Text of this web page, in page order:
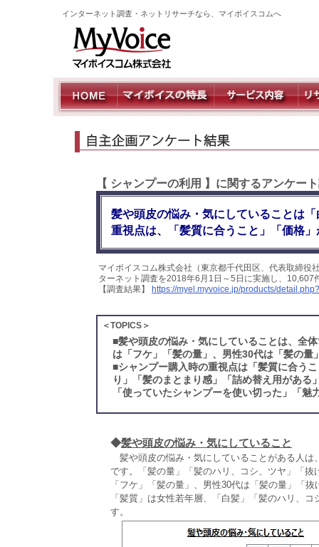
インターネット調査・ネットリサーチなら、マイボイスコムへ
【 シャンプーの利用 】に関するアンケー
髪や頭皮の悩み・気にしていることは
重視点は、「髪質に合うこと」「価格
マイボイスコム株式会社（東京都千代田区、代表取締役
ターネット調査を2018年6月1日～5日に実施し、
【調査結果】
https://myel.myvoice.jp/products/
＜TOPICS＞
■髪や頭皮の悩み・気にしていることは、全
は「フケ」「髪の量」、男性30代は「髪の量
■シャンプー購入時の重視点は「髪質に合う
り」「髪のまとまり感」「詰め替え用があ
「使っていたシャンプーを使い切った」「
◆髪や頭皮の悩み・気にしていること
髪や頭皮の悩み・気にしていることがある人は
です。「髪の量」「髪のハリ、コシ、ツヤ」「
「フケ」「髪の量」、男性30代は「髪の量」「
「髪質」は女性若年層、「白髪」「髪のハリ、
す。